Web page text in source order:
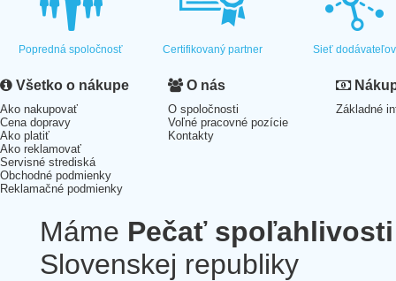
Popredná spoločnosť Certifikovaný partner Sieť dodávateľov
Všetko o nákupe
Ako nakupovať
Cena dopravy
Ako platiť
Ako reklamovať
Servisné strediská
Obchodné podmienky
Reklamačné podmienky
O nás
O spoločnosti
Voľné pracovné pozície
Kontakty
Základné
Máme Pečať spoľahlivosti
Slovenskej republiky